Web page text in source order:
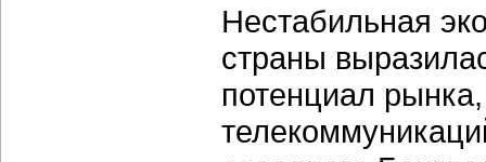
Нестабильная
страны
потенциал